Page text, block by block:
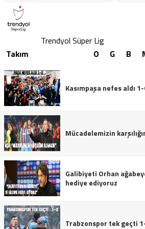
Trendyol Süper Lig
Takım
O G B
Kasımpaşa nefes aldı
Mücadelemizin
Galibiyeti Orhan
hediye ediyoruz
Trabzonspor tek geçti